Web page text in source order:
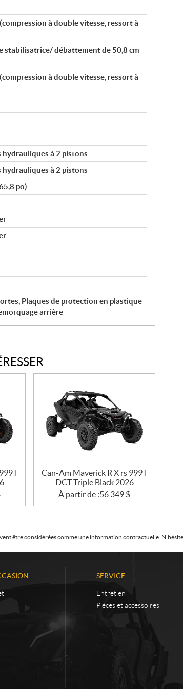
à double vitesse, ressort à
stabilisatrice/ débattement de 50,8 cm
à double vitesse, ressort à
hydrauliques à 2 pistons
hydrauliques à 2 pistons
po)
Plaques de protection en plastique
arrière
Can-Am Maverick R X rs 999T
DCT Triple Black 2026
À partir de :56 349 $
être considérées comme une information contractuelle.
SERVICE
Entretien
Pièces et accessoires